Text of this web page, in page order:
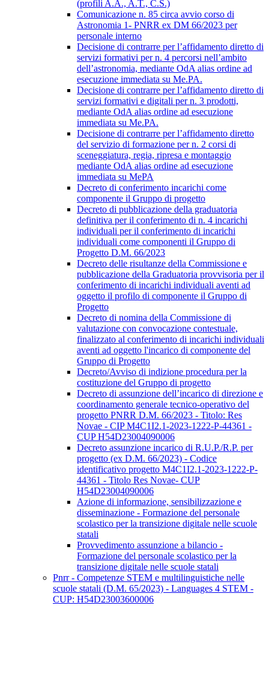
(profili A.A., A.T., C.S.)
Comunicazione n. 85 circa avvio corso di
Astronomia 1- PNRR ex DM 66/2023 per
personale interno
Decisione di contrarre per l’affidamento diretto di
servizi formativi per n. 4 percorsi nell’ambito
dell’astronomia, mediante OdA alias ordine ad
esecuzione immediata su Me.PA.
Decisione di contrarre per l’affidamento diretto di
servizi formativi e digitali per n. 3 prodotti,
mediante OdA alias ordine ad esecuzione
immediata su Me.PA.
Decisione di contrarre per l’affidamento diretto
del servizio di formazione per n. 2 corsi di
sceneggiatura, regia, ripresa e montaggio
mediante OdA alias ordine ad esecuzione
immediata su MePA
Decreto di conferimento incarichi come
componente il Gruppo di progetto
Decreto di pubblicazione della graduatoria
definitiva per il conferimento di n. 4 incarichi
individuali per il conferimento di incarichi
individuali come componenti il Gruppo di
Progetto D.M. 66/2023
Decreto delle risultanze della Commissione e
pubblicazione della Graduatoria provvisoria per il
conferimento di incarichi individuali aventi ad
oggetto il profilo di componente il Gruppo di
Progetto
Decreto di nomina della Commissione di
valutazione con convocazione contestuale,
finalizzato al conferimento di incarichi individuali
aventi ad oggetto l'incarico di componente del
Gruppo di Progetto
Decreto/Avviso di indizione procedura per la
costituzione del Gruppo di progetto
Decreto di assunzione dell’incarico di direzione e
coordinamento generale tecnico-operativo del
progetto PNRR D.M. 66/2023 - Titolo: Res
Novae - CIP M4C1I2.1-2023-1222-P-44361 -
CUP H54D23004090006
Decreto assunzione incarico di R.U.P./R.P. per
progetto (ex D.M. 66/2023) - Codice
identificativo progetto M4C1I2.1-2023-1222-P-
44361 - Titolo Res Novae- CUP
H54D23004090006
Azione di informazione, sensibilizzazione e
disseminazione - Formazione del personale
scolastico per la transizione digitale nelle scuole
statali
Provvedimento assunzione a bilancio -
Formazione del personale scolastico per la
transizione digitale nelle scuole statali
Pnrr - Competenze STEM e multilinguistiche nelle
scuole statali (D.M. 65/2023) - Languages 4 STEM -
CUP: H54D23003600006